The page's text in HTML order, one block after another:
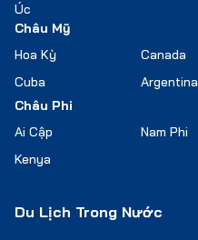
Úc
Châu Mỹ
Hoa Kỳ
Canada
Cuba
Argentina
Châu Phi
Ai Cập
Nam Phi
Kenya
Du Lịch Trong Nước